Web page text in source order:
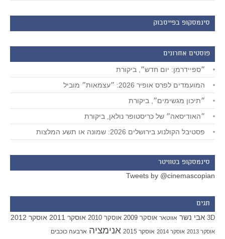
סינמסקופ בפייסבוק
פוסטים אחרונים
״ספיידרמן: יום חדש״, ביקורת
המועמדים לפרס אופיר 2026: ״עצמאות״ מוביל
״תיכון מגשימים״, ביקורת
״האודיסאה״ של כריסטופר נולאן, ביקורת
פסטיבל הקולנוע בירושלים 2026: שמונה או תשע המלצות
סינמסקופ בטוויטר
Tweets by @cinemascopian
תגים
3D אבי נשר אווטאר אוסקר 2009 אוסקר 2010 אוסקר 2011 אוסקר 2012
אוסקר 2013 אוסקר 2014 אוסקר 2015 אנימציה ארבעה כוכבים